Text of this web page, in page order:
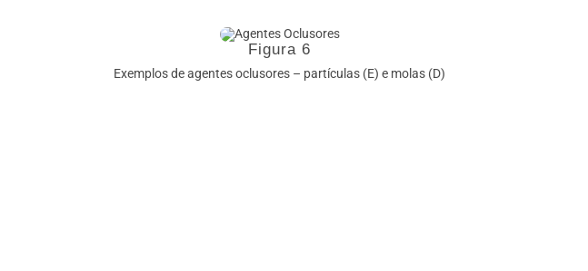
Figura 6
Exemplos de agentes oclusores – partículas (E) e molas (D)